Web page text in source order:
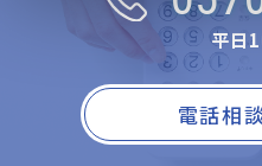
平日
電話相